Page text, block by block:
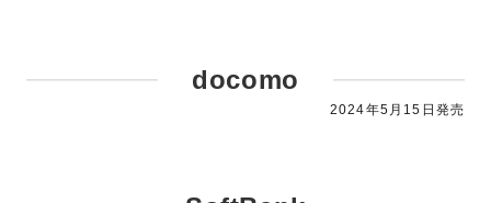
docomo
2024年5月15日発売